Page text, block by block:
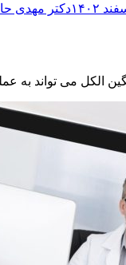
دکتر مهدی
الکل می تواند به